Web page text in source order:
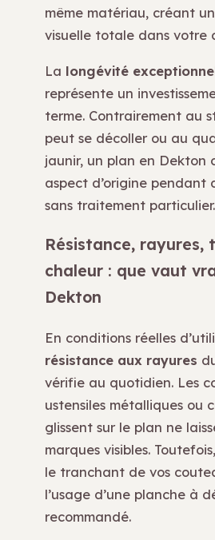
même matériau, créant
visuelle totale dans votre
La longévité
représente un
terme. Contrairement au
peut se décoller ou au
jaunir, un plan en Dekton
aspect d’origine pendant
sans traitement particulier.
Résistance, rayures,
chaleur : que vaut
Dekton
En conditions réelles
résistance aux rayures
vérifie au quotidien. Les
ustensiles métalliques ou
glissent sur le plan ne
marques visibles.
le tranchant de vos
l’usage d’une planche à
recommandé.